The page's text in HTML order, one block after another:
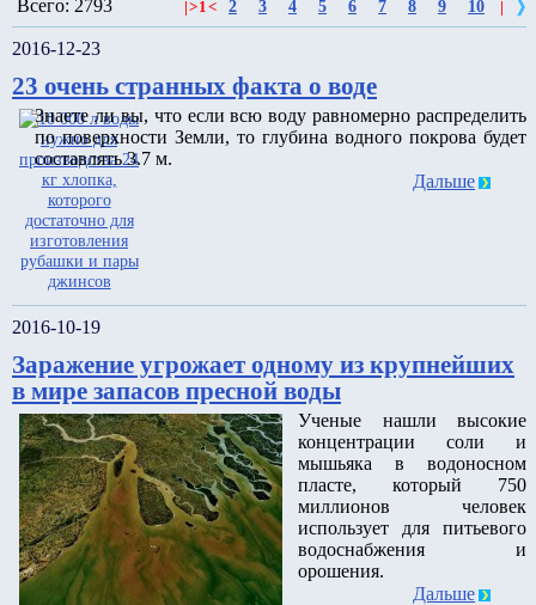
Всего: 2793 >1< 2 3 4 5 6 7 8 9 10
2016-12-23
23 очень странных факта о воде
Знаете ли вы, что если всю воду равномерно распределить
по поверхности Земли, то глубина водного покрова будет
составлять 3.7 м.
Дальше
2016-10-19
Заражение угрожает одному из крупнейших
в мире запасов пресной воды
Ученые нашли высокие
концентрации соли и
мышьяка в водоносном
пласте, который 750
миллионов человек
использует для питьевого
водоснабжения и
орошения.
Дальше